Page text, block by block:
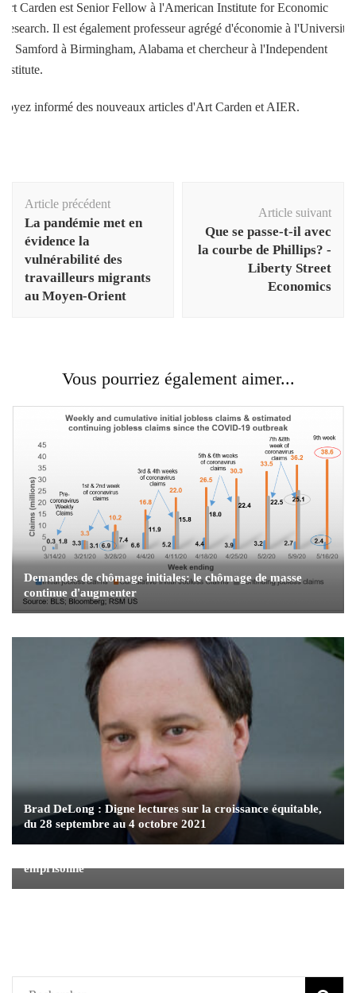
Art Carden est Senior Fellow à l'American Institute for Economic
Research. Il est également professeur agrégé d'économie à l'Université
de Samford à Birmingham, Alabama et chercheur à l'Independent
Institute.
Soyez informé des nouveaux articles d'Art Carden et AIER.
d'article
Article précédent
La pandémie met en
évidence la
vulnérabilité des
travailleurs migrants
au Moyen-Orient
Article suivant
Que se passe-t-il avec
la courbe de Phillips? -
Liberty Street
Economics
Vous pourriez également aimer...
Demandes de chômage initiales: le chômage de masse
continue d'augmenter
Brad DeLong : Digne lectures sur la croissance équitable,
du 28 septembre au 4 octobre 2021
Le leader de Samsung comparaît devant le tribunal et
emprisonné